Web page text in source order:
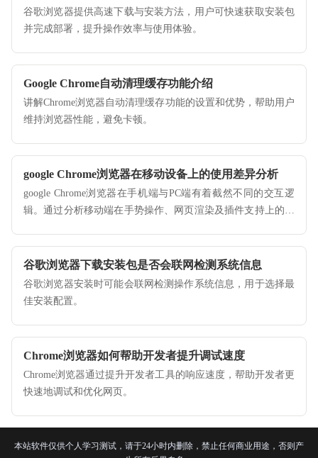
谷歌浏览器提供高速下载与安装方法，用户可快速获取安装包
并完成部署，提升操作效率与使用体验。
Google Chrome自动清理缓存功能介绍
讲解Chrome浏览器自动清理缓存功能的设置和优势，帮助用户
维持浏览器性能，避免卡顿。
google Chrome浏览器在移动设备上的使用差异分析
google Chrome浏览器在手机端与PC端有着截然不同的交互逻
辑。通过分析移动端在手势操作、网页渲染及插件支持上的独
版Chrome的性能潜力，在移动办公与资讯查阅中获得更极致的
操作体验。
谷歌浏览器下载安装包是否会联网检测系统信息
谷歌浏览器安装时可能会联网检测操作系统信息，用于选择最
佳安装配置。
Chrome浏览器如何帮助开发者提升调试速度
Chrome浏览器通过提升开发者工具的响应速度，帮助开发者更
快速地调试和优化网页。
本站软件仅供个人学习测试，请于24小时内删除，禁止任何商业用途，否则产